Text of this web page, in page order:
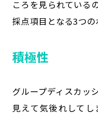
ころを見られている
採点項目となる3つの
積極性
グループディスカッ
見えて気後れして